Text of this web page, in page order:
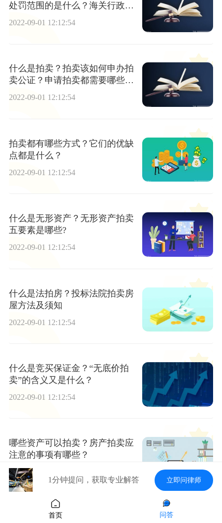
处罚范围的是什么？海关行政处
罚立案标准又是什么？
2022-09-01 12:12:54
什么是拍卖？拍卖该如何申办拍
卖公证？申请拍卖都需要哪些材
料？
2022-09-01 12:12:54
拍卖都有哪些方式？它们的优缺
点都是什么？
2022-09-01 12:12:54
什么是无形资产？无形资产拍卖
五要素是哪些?
2022-09-01 12:12:54
什么是法拍房？投标法院拍卖房
屋方法及须知
2022-09-01 12:12:54
什么是竞买保证金？“无底价拍
卖”的含义又是什么？
2022-09-01 12:12:54
哪些资产可以拍卖？房产拍卖应
注意的事项有哪些？
2022-09-01 12:12:54
资产拍卖的佣金如何收取？资产
1分钟提问，获取专业解答 立即问律师
首页 问答